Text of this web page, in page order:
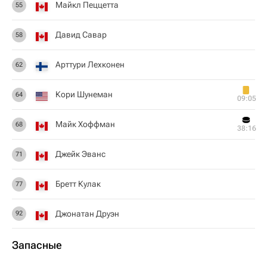
55 Майкл Пеццетта
58 Давид Савар
62 Арттури Лехконен
64 Кори Шунеман 09:05
68 Майк Хоффман 38:16
71 Джейк Эванс
77 Бретт Кулак
92 Джонатан Друэн
Запасные